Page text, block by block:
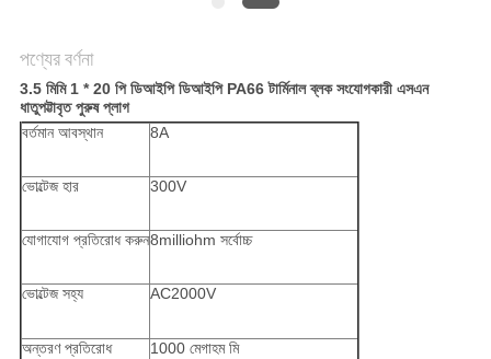
পণ্যের বর্ণনা
3.5 মিমি 1 * 20 পি ডিআইপি ডিআইপি PA66 টার্মিনাল ব্লক সংযোগকারী এসএন
ধাতুপট্টাবৃত পুরুষ প্লাগ
বর্তমান আবস্থান
8A
ভোল্টেজ হার 300V
যোগাযোগ প্রতিরোধ করুন8milliohm সর্বোচ্চ
ভোল্টেজ সহ্য AC2000V
অন্তরণ প্রতিরোধ 1000 মেগাহম মি